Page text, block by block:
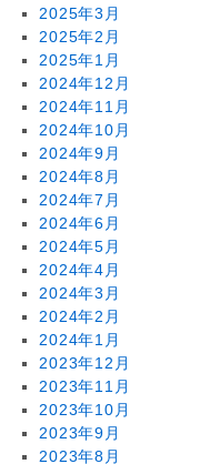
2025年3月
2025年2月
2025年1月
2024年12月
2024年11月
2024年10月
2024年9月
2024年8月
2024年7月
2024年6月
2024年5月
2024年4月
2024年3月
2024年2月
2024年1月
2023年12月
2023年11月
2023年10月
2023年9月
2023年8月